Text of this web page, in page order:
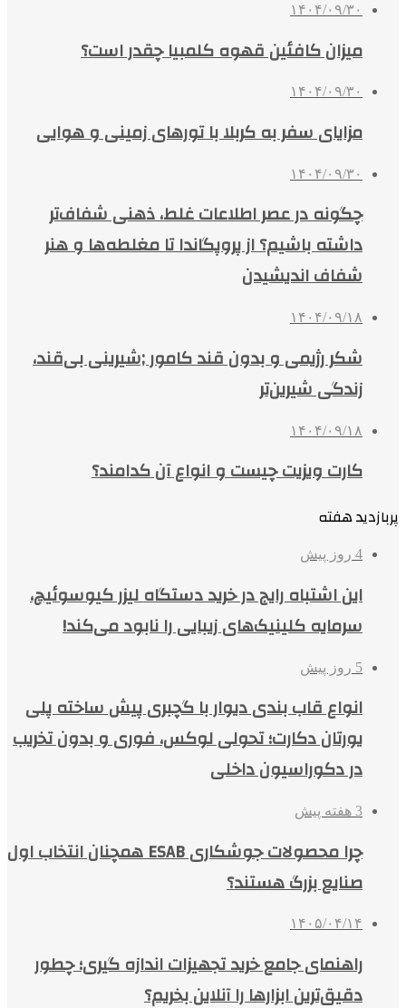
۱۴۰۴/۰۹/۳۰
میزان کافئین قهوه کلمبیا چقدر است؟
۱۴۰۴/۰۹/۳۰
مزایای سفر به کربلا با تورهای زمینی و هوایی
۱۴۰۴/۰۹/۳۰
چگونه در عصر اطلاعات غلط، ذهنی شفاف‌تر
داشته باشیم؟ از پروپگاندا تا مغلطه‌ها و هنر
شفاف اندیشیدن
۱۴۰۴/۰۹/۱۸
شکر رژیمی و بدون قند کامور ;شیرینی بی‌قند،
زندگی شیرین‌تر
۱۴۰۴/۰۹/۱۸
کارت ویزیت چیست و انواع آن کدامند؟
پربازدید هفته
4 روز پیش
این اشتباه رایج در خرید دستگاه لیزر کیوسوئیچ،
سرمایه کلینیک‌های زیبایی را نابود می‌کند!
5 روز پیش
انواع قاب بندی دیوار با گچبری پیش ساخته پلی
یورتان دکارت؛ تحولی لوکس، فوری و بدون تخریب
در دکوراسیون داخلی
3 هفته پیش
چرا محصولات جوشکاری ESAB همچنان انتخاب اول
صنایع بزرگ هستند؟
۱۴۰۵/۰۴/۱۴
راهنمای جامع خرید تجهیزات اندازه گیری؛ چطور
دقیق‌ترین ابزارها را آنلاین بخریم؟